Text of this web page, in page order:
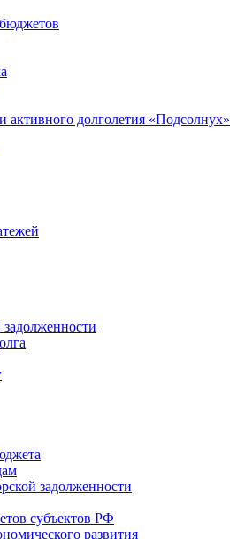
долголетия «Подсолнух»
задолженности
задолженности
субъектов РФ
развития